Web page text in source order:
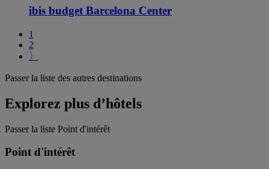
ibis budget Barcelona Center
1
2
〉
Passer la liste des autres destinations
Explorez plus d’hôtels
Passer la liste Point d'intérêt
Point d'intérêt